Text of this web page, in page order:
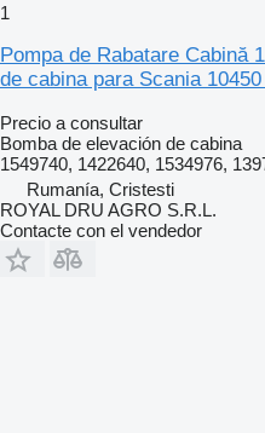
1
Pompa de Rabatare Cabină
de cabina para Scania
Precio a consultar
Bomba de elevación de cabina
1549740, 1422640, 1534976,
Rumanía, Cristesti
ROYAL DRU AGRO S.R.L.
Contacte con el vendedor